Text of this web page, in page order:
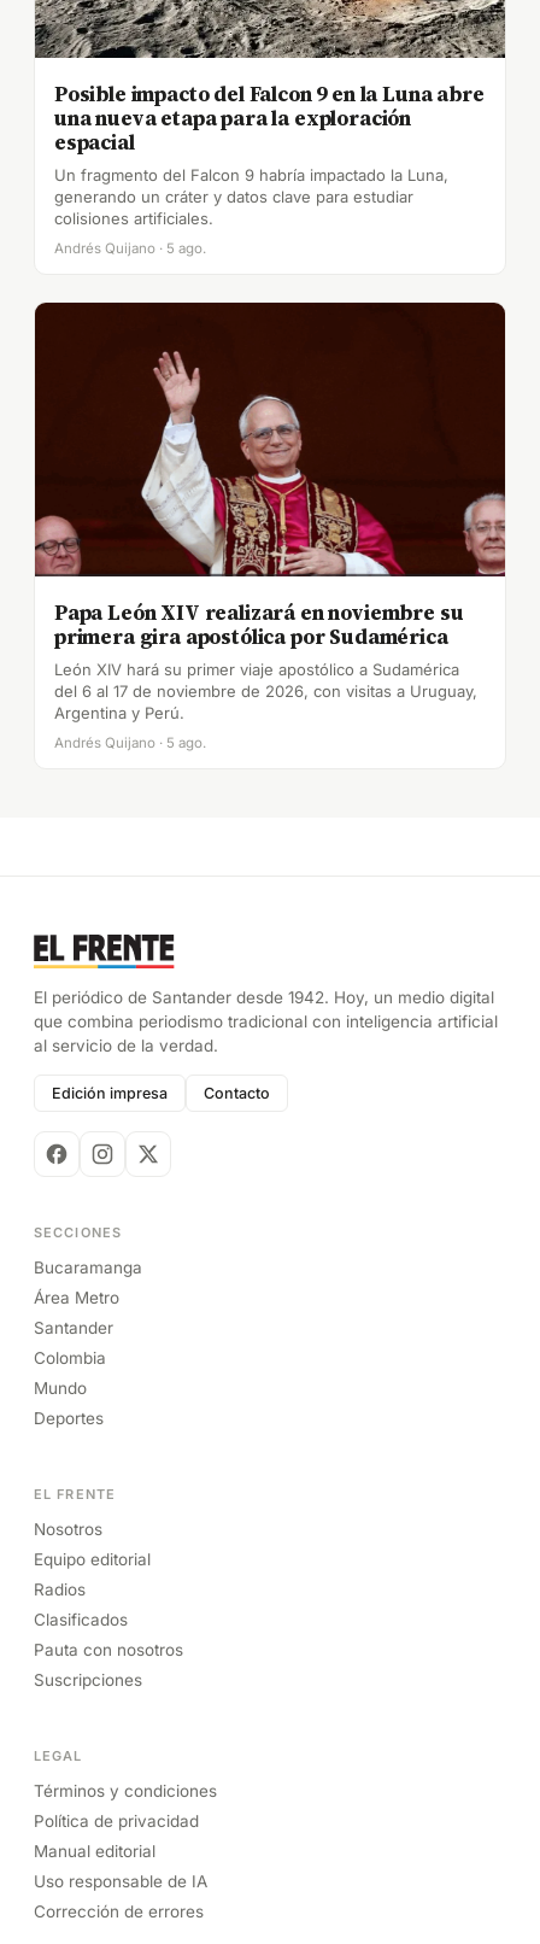
Posible impacto del Falcon 9 en la Luna abre
una nueva etapa para la exploración
espacial
Un fragmento del Falcon 9 habría impactado la Luna,
generando un cráter y datos clave para estudiar
colisiones artificiales.
Andrés Quijano · 5 ago.
Papa León XIV realizará en noviembre su
primera gira apostólica por Sudamérica
León XIV hará su primer viaje apostólico a Sudamérica
del 6 al 17 de noviembre de 2026, con visitas a Uruguay,
Argentina y Perú.
Andrés Quijano · 5 ago.
El periódico de Santander desde 1942. Hoy, un medio digital
que combina periodismo tradicional con inteligencia artificial
al servicio de la verdad.
Edición impresa Contacto
SECCIONES
Bucaramanga
Área Metro
Santander
Colombia
Mundo
Deportes
EL FRENTE
Nosotros
Equipo editorial
Radios
Clasificados
Pauta con nosotros
Suscripciones
LEGAL
Términos y condiciones
Política de privacidad
Manual editorial
Uso responsable de IA
Corrección de errores